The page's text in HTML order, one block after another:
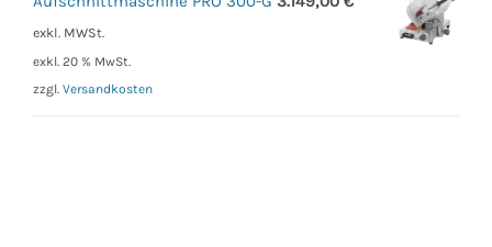
exkl. MWSt.
exkl. 20 % MwSt.
zzgl. Versandkosten